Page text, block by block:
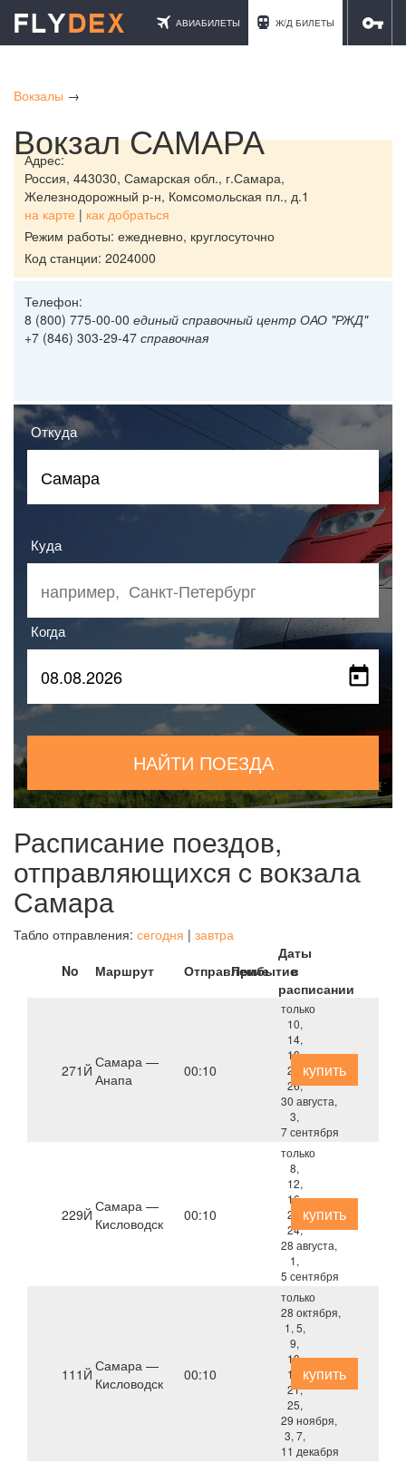
АВИАБИЛЕТЫ Ж/Д БИЛЕТЫ ОТЕЛИ
Вокзалы →
Вокзал САМАРА
Адрес:
Россия, 443030, Самарская обл., г.Самара,
Железнодорожный р-н, Комсомольская пл., д.1
на карте | как добраться
Режим работы: ежедневно, круглосуточно
Код станции: 2024000
Телефон:
8 (800) 775-00-00 единый справочный центр ОАО "РЖД"
+7 (846) 303-29-47 справочная
Откуда
Куда
Когда
НАЙТИ ПОЕЗДА
Расписание поездов,
отправляющихся c вокзала
Самара
Табло отправления: сегодня | завтра
No
Маршрут Отправление
Прибытие
Даты
в
расписании
271Й Самара —
Анапа
00:10
только
10,
14,
18,
22,
26,
30 августа,
3,
7 сентября
купить
229Й Самара —
Кисловодск
00:10
только
8,
12,
16,
20,
24,
28 августа,
1,
5 сентября
купить
111Й Самара —
Кисловодск
00:10
только
28 октября,
1, 5,
9,
13,
17,
21,
25,
29 ноября,
3, 7,
11 декабря
купить